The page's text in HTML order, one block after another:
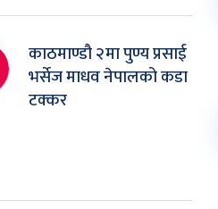
काठमाण्डौ २मा पुण्य प्रसाई
भर्सेज माधव नेपालको कडा
टक्कर